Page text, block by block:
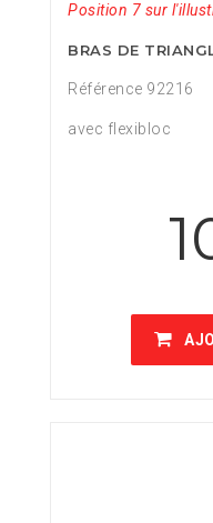
Position 7 sur
BRAS DE
Référence 92216
avec flexibloc